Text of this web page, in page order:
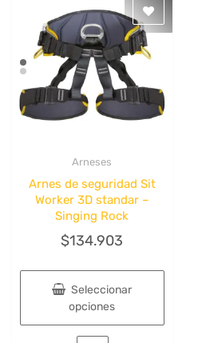
Arneses
Arnes de seguridad Sit
Worker 3D standar –
Singing Rock
$134.903
Seleccionar
opciones
Este